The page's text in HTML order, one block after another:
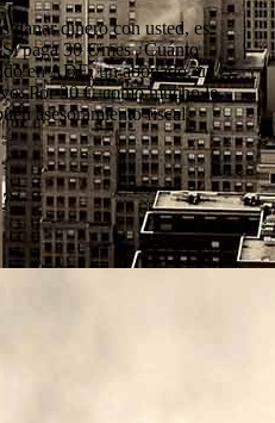
ganar dinero con usted, es
paga 30 €/mes ¿Cuánto
en ADE, un abogado, un
Por 30 €, como mucho le
asesoramiento fiscal,